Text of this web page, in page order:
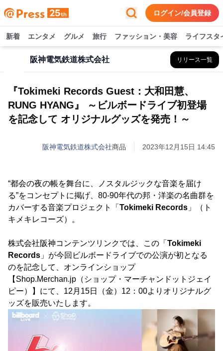
ログイン/会員登録
新着 エンタメ グルメ 旅行 ファッション・美容 ライフスタ
阪神電気鉄道株式会社 リリース一覧
『Tokimeki Records Guest：大和田慧、
RUNG HYANG』 ～ビルボードライブ初登場
を記念して オリジナルグッズを発売！～
阪神電気鉄道株式会社商品 2023年12月15日 14:45
“都会の夜の帳を舞台に、ノスタルジックな音楽を届け
る”をコンセプトに掲げ、80-90年代の邦・洋楽の名曲群を
カバーする音楽プロジェクト「 Tokimeki Records 」（ト
キメキレコーズ）。
株式会社阪神コンテンツリンクでは、この「 Tokimeki
Records 」が今回ビルボードライブでの公演が初となる
のを記念して、オンラインショップ
【Shop.Merchan.jp（ショップ・マーチャンドットジェイ
ピー）】にて、12月15日（金）12：00よりオリジナルグ
ッズを販売いたします。